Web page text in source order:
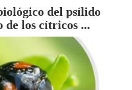
del psílido
de los cítricos ...